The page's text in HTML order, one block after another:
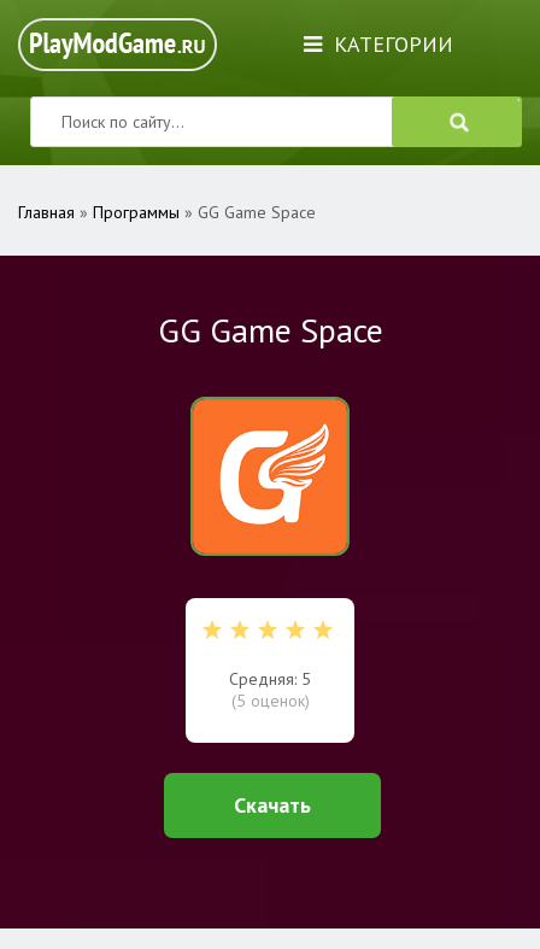
КАТЕГОРИИ
Главная » Программы » GG Game Space
GG Game Space
Средняя: 5
(5 оценок)
Скачать